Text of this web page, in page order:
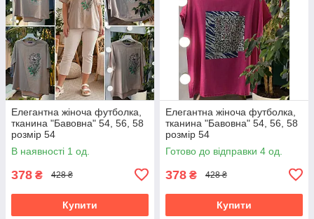
Елегантна жіноча футболка,
тканина "Бавовна" 54, 56, 58
розмір 54
В наявності 1 од.
378 ₴ 428 ₴
Купити
Елегантна жіноча футболка,
тканина "Бавовна" 54, 56, 58
розмір 54
Готово до відправки 4 од.
378 ₴ 428 ₴
Купити